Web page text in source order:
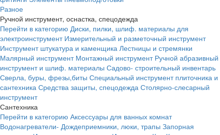
Разное
Ручной инструмент, оснастка, спецодежда
Перейти в категорию Диски, пилки, шлиф. материалы для
электроинструмент Измерительный и разметочный инструмент
Инструмент штукатура и каменщика Лестницы и стремянки
Малярный инструмент Монтажный инструмент Ручной абразивный
инструмент и шлиф. материалы Садово- строительный инвентарь
Сверла, буры, фрезы,биты Специальный инструмент плиточника и
сантехника Средства защиты, спецодежда Столярно-слесарный
инструмент
Сантехника
Перейти в категорию Аксессуары для ванных комнат
Водонагреватели- Дождеприемники, люки, трапы Запорная